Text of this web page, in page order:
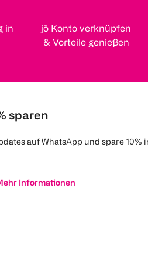
in
jö Konto verknüpfen
& Vorteile genießen
sparen
auf WhatsApp und spare 10%
Informationen